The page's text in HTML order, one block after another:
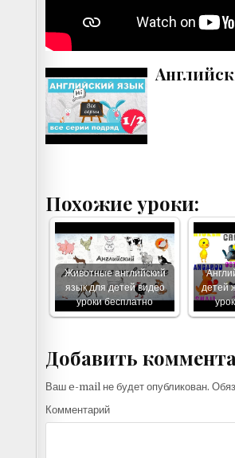
Похожие уроки:
Животные английский
язык для детей видео
уроки бесплатно
детей
Добавить
Ваш e-mail не будет опубликован.
Комментарий